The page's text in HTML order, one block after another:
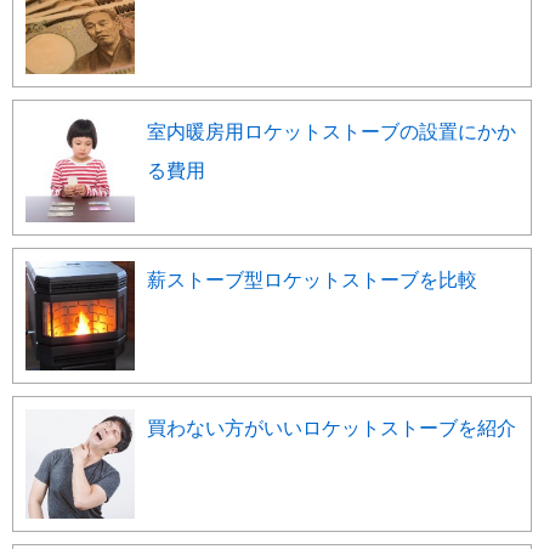
室内暖房用ロケットストーブの設置にかか
る費用
薪ストーブ型ロケットストーブを比較
買わない方がいいロケットストーブを紹介